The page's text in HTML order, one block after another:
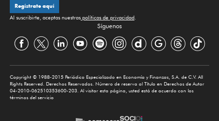
Regístrate aquí
Al suscribirte, aceptas nuestras políticas de privacidad.
Síguenos
Copyright © 1988-2015 Periódico Especializado en Economía y Finanzas, S.A. de C.V. All
Rights Reserved. Derechos Reservados. Número de reserva al Título en Derechos de Autor
04-2010-062510353600-203. Al visitar esta página, usted está de acuerdo con los
términos del servicio